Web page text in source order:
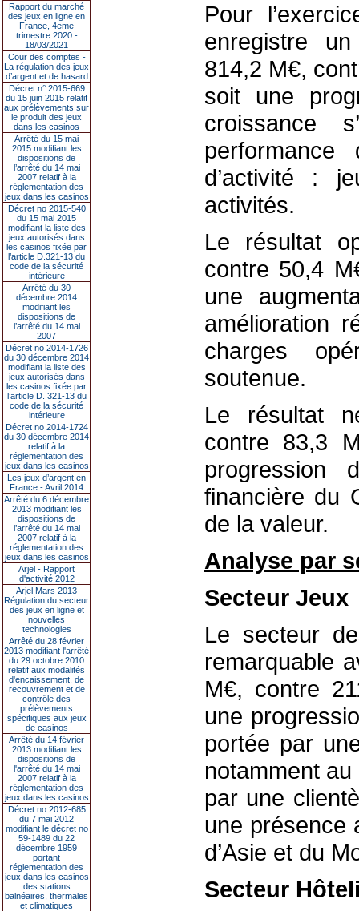
Rapport du marché
des jeux en ligne en
France, 4eme
trimestre 2020 -
18/03/2021
Cour des comptes -
La régulation des jeux
d’argent et de hasard
Décret n° 2015-669
du 15 juin 2015 relatif
aux prélèvements sur
le produit des jeux
dans les casinos
Arrêté du 15 mai
2015 modifiant les
dispositions de
l’arrêté du 14 mai
2007 relatif à la
réglementation des
jeux dans les casinos
Décret no 2015-540
du 15 mai 2015
modifiant la liste des
jeux autorisés dans
les casinos fixée par
l’article D.321-13 du
code de la sécurité
intérieure
Arrêté du 30
décembre 2014
modifiant les
dispositions de
l’arrêté du 14 mai
2007
Décret no 2014-1726
du 30 décembre 2014
modifiant la liste des
jeux autorisés dans
les casinos fixée par
l’article D. 321-13 du
code de la sécurité
intérieure
Décret no 2014-1724
du 30 décembre 2014
relatif à la
réglementation des
jeux dans les casinos
Les jeux d’argent en
France - Avril 2014
Arrêté du 6 décembre
2013 modifiant les
dispositions de
l’arrêté du 14 mai
2007 relatif à la
réglementation des
jeux dans les casinos
Arjel - Rapport
d'activité 2012
Arjel Mars 2013
Régulation du secteur
des jeux en ligne et
nouvelles
technologies
Arrêté du 28 février
2013 modifiant l'arrêté
du 29 octobre 2010
relatif aux modalités
d'encaissement, de
recouvrement et de
contrôle des
prélèvements
spécifiques aux jeux
de casinos
Arrêté du 14 février
2013 modifiant les
dispositions de
l'arrêté du 14 mai
2007 relatif à la
réglementation des
jeux dans les casinos
Décret no 2012-685
du 7 mai 2012
modifiant le décret no
59-1489 du 22
décembre 1959
portant
réglementation des
jeux dans les casinos
des stations
balnéaires, thermales
et climatiques
Pour
enregistre
814,2 M€,
soit une
croissance
performance
d’activité :
activités.
Le résultat
contre 50,4
une
amélioration
charges
soutenue.
Le résultat
contre 83,3
financière du
de la valeur.
Analyse par
Secteur Jeux
Le secteur
remarquable
M€, contre
une
portée par
notamment
par une
une présence
d’Asie et du
Secteur